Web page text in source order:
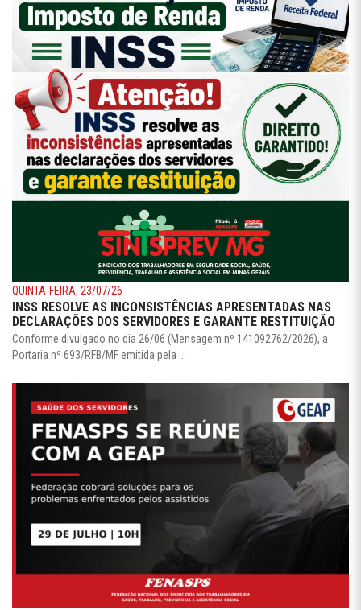
QUINTA-FEIRA, 23/07/26
INSS RESOLVE AS INCONSISTÊNCIAS APRESENTADAS NAS
DECLARAÇÕES DOS SERVIDORES E GARANTE RESTITUIÇÃO
Conforme divulgado no dia 26/06 (Mensagem nº 141092762/2026), a
Portaria nº 693/RFB/MF emitida pela ...